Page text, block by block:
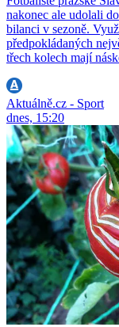
nakonec ale udolali
bilanci v sezoně.
předpokládaných
třech kolech mají
Aktuálně.cz - Sport
dnes, 15:20